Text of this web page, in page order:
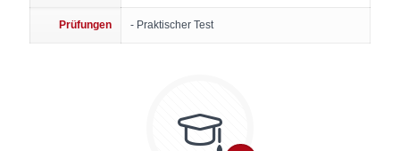
Prüfungen - Praktischer Test